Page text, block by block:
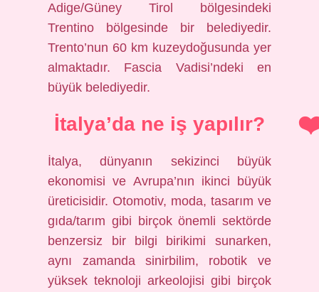
Adige/Güney Tirol bölgesindeki
Trentino bölgesinde bir belediyedir.
Trento’nun 60 km kuzeydoğusunda yer
almaktadır. Fascia Vadisi’ndeki en
büyük belediyedir.
İtalya’da ne iş yapılır?
İtalya, dünyanın sekizinci büyük
ekonomisi ve Avrupa’nın ikinci büyük
üreticisidir. Otomotiv, moda, tasarım ve
gıda/tarım gibi birçok önemli sektörde
benzersiz bir bilgi birikimi sunarken,
aynı zamanda sinirbilim, robotik ve
yüksek teknoloji arkeolojisi gibi birçok